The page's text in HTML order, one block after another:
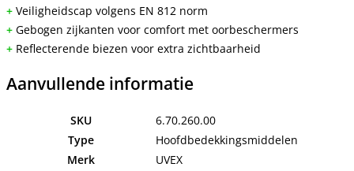
+ Veiligheidscap volgens EN 812 norm
+ Gebogen zijkanten voor comfort met oorbeschermers
+ Reflecterende biezen voor extra zichtbaarheid
Aanvullende informatie
SKU
6.70.260.00
Type
Hoofdbedekkingsmiddelen
Merk
UVEX